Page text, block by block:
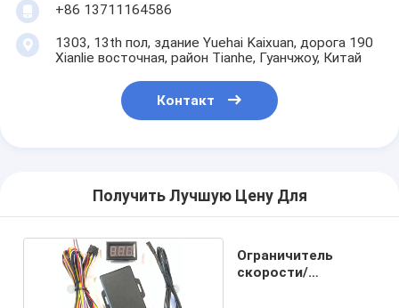
+86 13711164586
1303, 13th пол, здание Yuehai Kaixuan, дорога 190
Xianlie восточная, район Tianhe, Гуанчжоу, Китай
Контакт
Получить Лучшую Цену Для
Ограничитель
скорости/